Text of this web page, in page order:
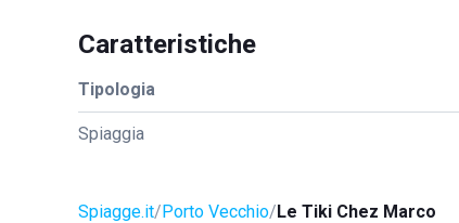
Caratteristiche
Tipologia
Spiaggia
Spiagge.it Porto Vecchio Le Tiki Chez Marco